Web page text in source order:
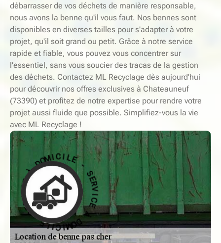
débarrasser de vos déchets de manière responsable,
nous avons la benne qu'il vous faut. Nos bennes sont
disponibles en diverses tailles pour s'adapter à votre
projet, qu'il soit grand ou petit. Grâce à notre service
rapide et fiable, vous pouvez vous concentrer sur
l'essentiel, sans vous soucier des tracas de la gestion
des déchets. Contactez ML Recyclage dès aujourd'hui
pour découvrir nos offres exclusives à Chateauneuf
(73390) et profitez de notre expertise pour rendre votre
projet aussi fluide que possible. Simplifiez-vous la vie
avec ML Recyclage !
S
E
R
V
I
C
E
À
D
O
M
ICILE - SE R
V
I
C
E
À
D
O
M
I
C
I
L
E
-